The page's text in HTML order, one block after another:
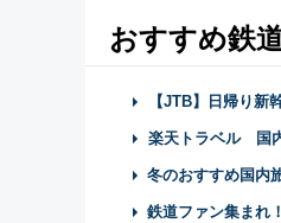
おすすめ鉄
【JTB】日帰り新
楽天トラベル 国
冬のおすすめ国内
鉄道ファン集まれ